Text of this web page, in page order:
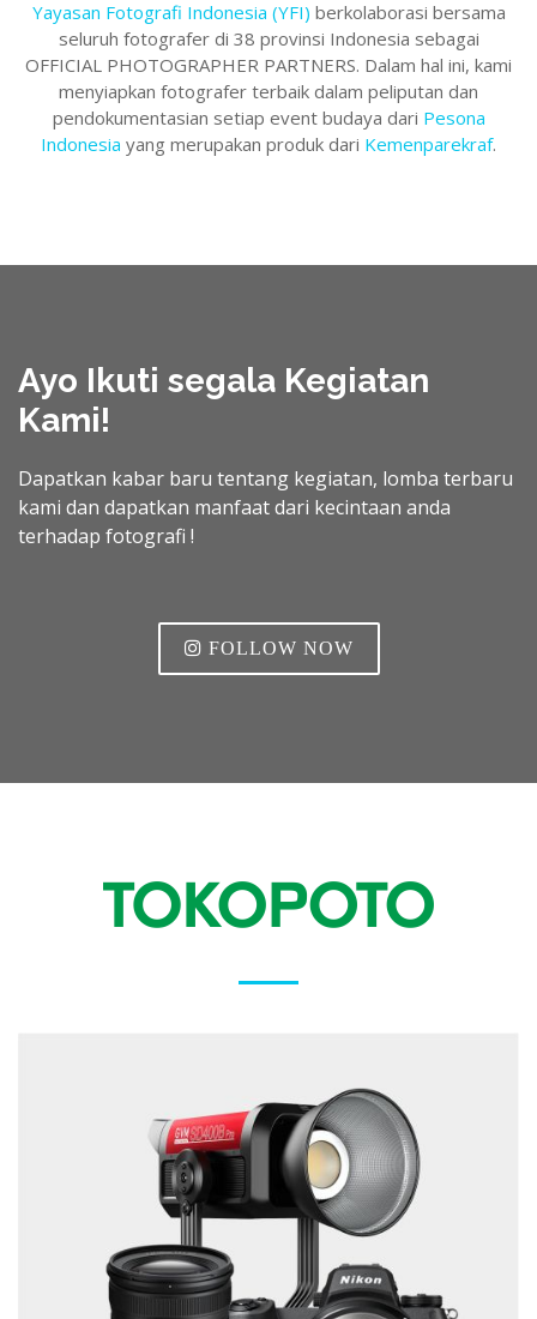
Yayasan Fotografi Indonesia (YFI) berkolaborasi bersama
seluruh fotografer di 38 provinsi Indonesia sebagai
OFFICIAL PHOTOGRAPHER PARTNERS. Dalam hal ini, kami
menyiapkan fotografer terbaik dalam peliputan dan
pendokumentasian setiap event budaya dari Pesona
Indonesia yang merupakan produk dari Kemenparekraf.
Ayo Ikuti segala Kegiatan
Kami!
Dapatkan kabar baru tentang kegiatan, lomba terbaru
kami dan dapatkan manfaat dari kecintaan anda
terhadap fotografi !
FOLLOW NOW